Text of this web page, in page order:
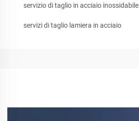
servizio di taglio in acciaio inossidabile
servizi di taglio lamiera in acciaio